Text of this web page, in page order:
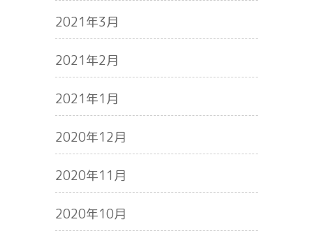
2021年3月
2021年2月
2021年1月
2020年12月
2020年11月
2020年10月